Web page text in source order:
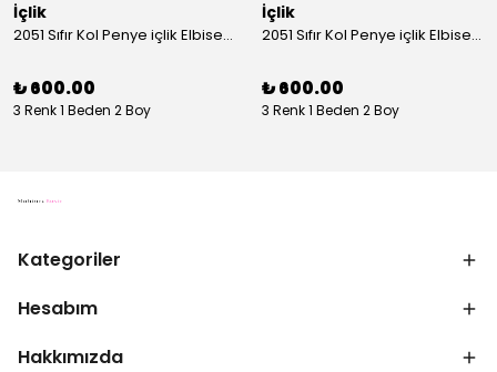
İçlik
2051 Sıfır Kol Penye içlik Elbise - Ekru
₺ 600.00
3 Renk 1 Beden 2 Boy
İçlik
2051 Sıfır Kol Penye içlik Elbise - Siyah
₺ 600.00
3 Renk 1 Beden 2 Boy
Kategoriler
Hesabım
Hakkımızda